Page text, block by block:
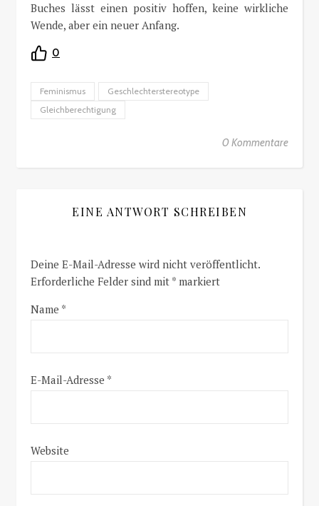
Buches lässt einen positiv hoffen, keine wirkliche
Wende, aber ein neuer Anfang.
0
Feminismus
Geschlechterstereotype
Gleichberechtigung
0 Kommentare
EINE ANTWORT SCHREIBEN
Deine E-Mail-Adresse wird nicht veröffentlicht.
Erforderliche Felder sind mit * markiert
Name *
E-Mail-Adresse *
Website